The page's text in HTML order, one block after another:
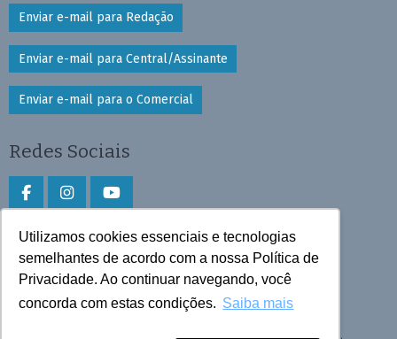
Utilizamos cookies essenciais e tecnologias
semelhantes de acordo com a nossa Política de
Privacidade. Ao continuar navegando, você
concorda com estas condições. Saiba mais
Enviar e-mail para Redação
Enviar e-mail para Central/Assinante
Enviar e-mail para o Comercial
Redes Sociais
Faça download do aplicativo
Play Store e App Store